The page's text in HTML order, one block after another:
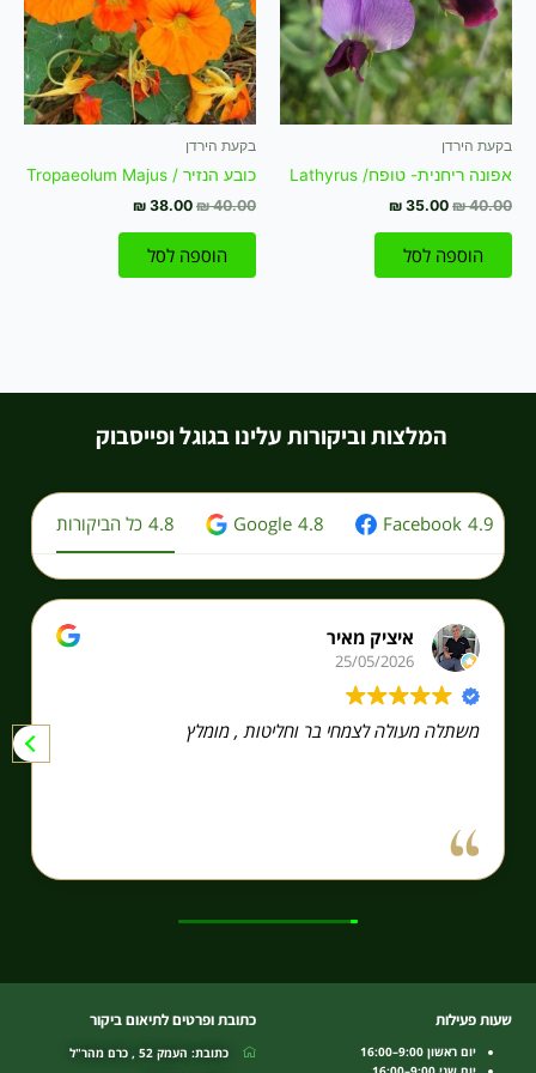
בקעת הירדן
אפונה ריחנית- טופח/ Lathyrus
₪40.00
₪ 35.00
הוספה לסל
בקעת הירדן
כובע הנזיר / Tropaeolum Majus
₪40.00
₪ 38.00
הוספה לסל
המלצות וביקורות עלינו בגוגל ופייסבוק
כל הביקורות 4.8 Google 4.8 Facebook 4.9
איציק מאיר
25/05/2026
משתלה מעולה לצמחי בר וחליטות , מומלץ
שעות פעילות
יום ראשון 9:00–16:00
כתובת ופרטים לתיאום ביקור
כתובת: העמק 52 , כרם מהר"ל